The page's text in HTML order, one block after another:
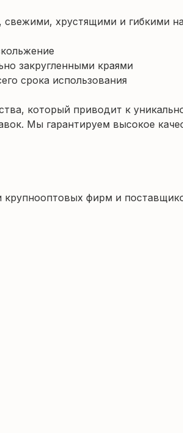
хрустящими и гибкими
закругленными краями
срока использования
который приводит к
Мы гарантируем высокое
крупнооптовых фирм и